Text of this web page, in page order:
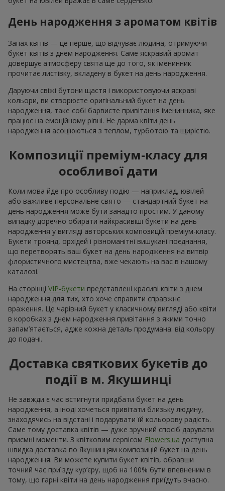
День народження з ароматом квітів
Запах квітів — це перше, що відчуває людина, отримуючи
букет квітів з днем народження. Саме яскравий аромат
довершує атмосферу свята ще до того, як іменинник
прочитає листівку, вкладену в букет на день народження.
Даруючи свіжі бутони щастя і використовуючи яскраві
кольори, ви створюєте оригінальний букет на день
народження, таке собі барвисте привітання іменинника, яке
працює на емоційному рівні. Не дарма квіти день
народження асоціюються з теплом, турботою та щирістю.
Композиції преміум-класу для
особливої дати
Коли мова йде про особливу подію — наприклад, ювілей
або важливе персональне свято — стандартний букет на
день народження може бути занадто простим. У даному
випадку доречно обирати найкрасивіші букети на день
народження у вигляді авторських композицій преміум-класу.
Букети троянд, орхідей і різноманітні вишукані поєднання,
що перетворять ваш букет на день народження на витвір
флористичного мистецтва, вже чекають на вас в нашому
каталозі.
На сторінці VIP-букети представлені красиві квіти з днем
народження для тих, хто хоче справити справжнє
враження. Це чарівний букет у класичному вигляді або квіти
в коробках з днем народження привітання з якими точно
запам’ятається, адже кожна деталь продумана: від кольору
до подачі.
Доставка святкових букетів до
події в м. Якушинці
Не завжди є час встигнути придбати букет на день
народження, а іноді хочеться привітати близьку людину,
знаходячись на відстані і подарувати їй кольорову радість.
Саме тому доставка квітів — дуже зручний спосіб дарувати
приємні моменти. З квітковим сервісом Flowers.ua доступна
швидка доставка по Якушинцям композицій букет на день
народження. Ви можете купити букет квітів, обравши
точний час приїзду кур’єру, щоб на 100% бути впевненим в
тому, що гарні квіти на день народження приїдуть вчасно.